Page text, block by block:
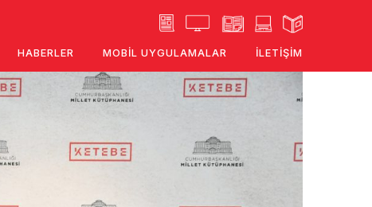
HABERLER MOBIL UYGULAMALAR İLETIŞIM